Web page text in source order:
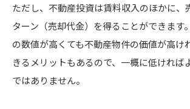
ただし、不動産投資は賃料収入のほかに、
ターン（売却代金）を得ることができます
の数値が高くても不動産物件の価値が高け
きるメリットもあるので、一概に低ければ
ではありません。